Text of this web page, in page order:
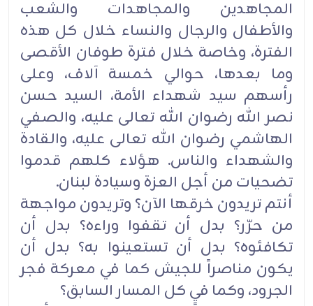
المجاهدين والمجاهدات والشعب
والأطفال والرجال والنساء خلال كل هذه
‏الفترة، وخاصة خلال فترة طوفان الأقصى
وما بعدها، حوالي خمسة آلاف، وعلى
رأسهم سيد شهداء الأمة، السيد ‏حسن
نصر الله رضوان الله تعالى عليه، والصفي
الهاشمي رضوان الله تعالى عليه، والقادة
والشهداء والناس. هؤلاء ‏كلهم قدموا
تضحيات من أجل العزة وسيادة لبنان‎.‎
أنتم تريدون خرقها الآن؟ وتريدون مواجهة
من حرّر؟ بدل أن تقفوا وراءه؟ بدل أن
تكافئوه؟ بدل أن تستعينوا به؟ بدل ‏أن
يكون مناصراً للجيش كما في معركة فجر
الجرود، وكما في كل المسار السابق؟